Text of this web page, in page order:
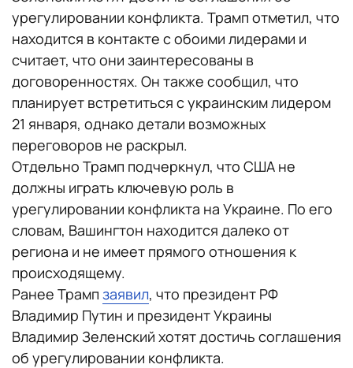
урегулировании конфликта. Трамп отметил, что
находится в контакте с обоими лидерами и
считает, что они заинтересованы в
договоренностях. Он также сообщил, что
планирует встретиться с украинским лидером
21 января, однако детали возможных
переговоров не раскрыл.
Отдельно Трамп подчеркнул, что США не
должны играть ключевую роль в
урегулировании конфликта на Украине. По его
словам, Вашингтон находится далеко от
региона и не имеет прямого отношения к
происходящему.
Ранее Трамп заявил, что президент РФ
Владимир Путин и президент Украины
Владимир Зеленский хотят достичь соглашения
об урегулировании конфликта.